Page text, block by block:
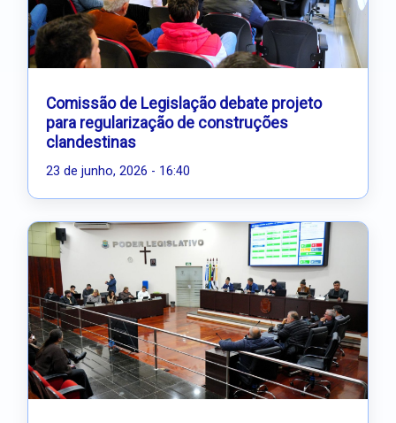
Comissão de Legislação debate projeto
para regularização de construções
clandestinas
23 de junho, 2026 - 16:40